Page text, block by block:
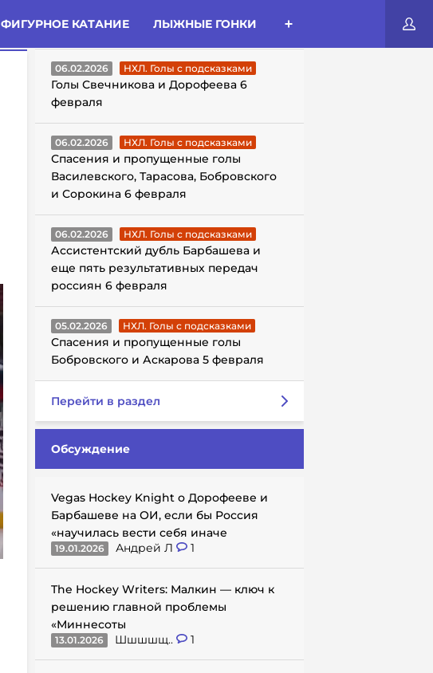
ФИГУРНОЕ КАТАНИЕ ЛЫЖНЫЕ ГОНКИ
ГОЛЫ С ПОДСКАЗКАМИ
06.02.2026 НХЛ. Голы с подсказками
Голы Свечникова и Дорофеева 6
февраля
06.02.2026 НХЛ. Голы с подсказками
Спасения и пропущенные голы
Василевского, Тарасова, Бобровского
и Сорокина 6 февраля
06.02.2026 НХЛ. Голы с подсказками
Ассистентский дубль Барбашева и
еще пять результативных передач
россиян 6 февраля
05.02.2026 НХЛ. Голы с подсказками
Спасения и пропущенные голы
Бобровского и Аскарова 5 февраля
Перейти в раздел
Обсуждение
Vegas Hockey Knight о Дорофееве и
Барбашеве на ОИ, если бы Россия
«научилась вести себя иначе
19.01.2026 Андрей Л 1
The Hockey Writers: Малкин — ключ к
решению главной проблемы
«Миннесоты
13.01.2026 Шшшшщ.. 1